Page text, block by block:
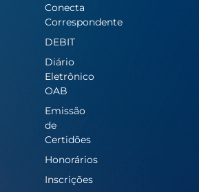
Conecta
Correspondente
DEBIT
Diário
Eletrônico
OAB
Emissão
de
Certidões
Honorários
Inscrições